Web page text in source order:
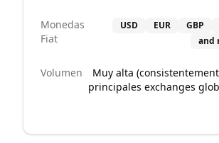
Monedas
Fiat
USD EUR GBP
and
Volumen
Muy alta
principales exchanges